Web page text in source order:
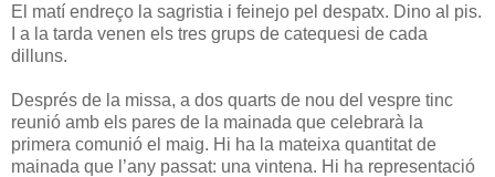
El matí endreço la sagristia i feinejo pel despatx. Dino al pis.
I a la tarda venen els tres grups de catequesi de cada
dilluns.
Després de la missa, a dos quarts de nou del vespre tinc
reunió amb els pares de la mainada que celebrarà la
primera comunió el maig. Hi ha la mateixa quantitat de
mainada que l’any passat: una vintena. Hi ha representació